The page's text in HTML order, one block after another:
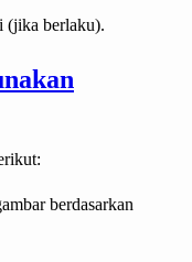
(jika berlaku).
berdasarkan